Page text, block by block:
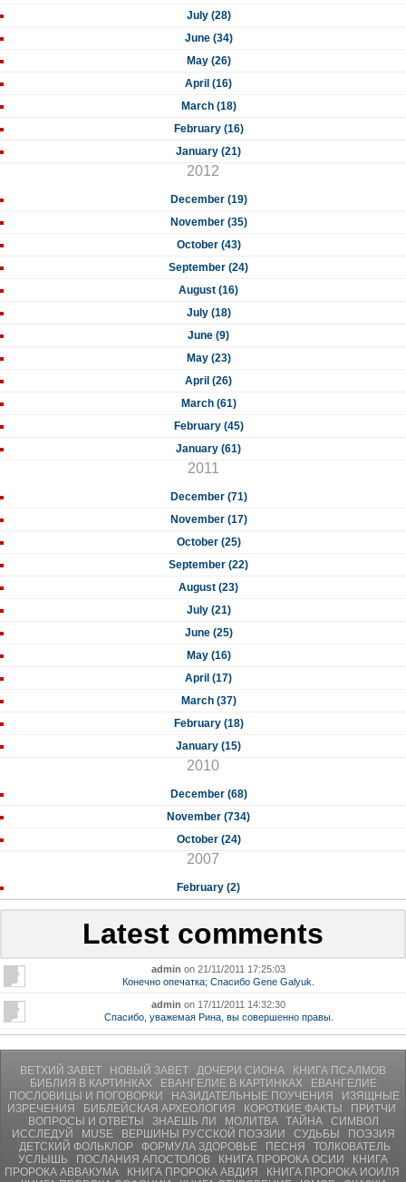
July (28)
June (34)
May (26)
April (16)
March (18)
February (16)
January (21)
2012
December (19)
November (35)
October (43)
September (24)
August (16)
July (18)
June (9)
May (23)
April (26)
March (61)
February (45)
January (61)
2011
December (71)
November (17)
October (25)
September (22)
August (23)
July (21)
June (25)
May (16)
April (17)
March (37)
February (18)
January (15)
2010
December (68)
November (734)
October (24)
2007
February (2)
Latest comments
admin on 21/11/2011 17:25:03
Конечно опечатка; Спасибо Gene Galyuk.
admin on 17/11/2011 14:32:30
Спасибо, уважемая Рина, вы совершенно правы.
ВЕТХИЙ ЗАВЕТ НОВЫЙ ЗАВЕТ ДОЧЕРИ СИОНА
КНИГА ПСАЛМОВ
БИБЛИЯ В КАРТИНКАХ
ЕВАНГЕЛИЕ В КАРТИНКАХ
ЕВАНГЕЛИЕ
ПОСЛОВИЦЫ И ПОГОВОРКИ
НАЗИДАТЕЛЬНЫЕ ПОУЧЕНИЯ
ИЗЯЩНЫЕ
ИЗРЕЧЕНИЯ
БИБЛЕЙСКАЯ АРХЕОЛОГИЯ КОРОТКИЕ ФАКТЫ
ПРИТЧИ
ВОПРОСЫ И ОТВЕТЫ
ЗНАЕШЬ ЛИ МОЛИТВA ТАЙНА
СИМВОЛ
ИССЛЕДУЙ
MUSE ВЕРШИНЫ РУССКОЙ ПОЭЗИИ СУДЬБЫ
ПОЭЗИЯ
ДЕТСКИЙ ФОЛЬКЛОР
ФОРМУЛА ЗДОРОВЬЕ ПЕСНЯ
ТОЛКОВАТЕЛЬ
УСЛЫШЬ
ПОСЛАНИЯ АПОСТОЛОВ КНИГА ПРОРОКА ОСИИ
КНИГА
ПРОРОКА АВВАКУМА
КНИГА ПРОРОКА АВДИЯ
КНИГА ПРОРОКА ИОИЛЯ